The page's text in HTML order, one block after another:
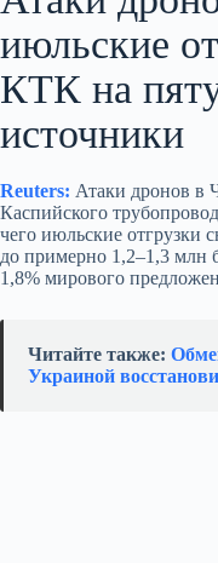
июльские
КТК на
источники
Reuters: Атаки дронов в
Каспийского
чего июльские отгрузки
до примерно 1,2–1,3 млн
1,8% мирового
Читайте также:
Украиной